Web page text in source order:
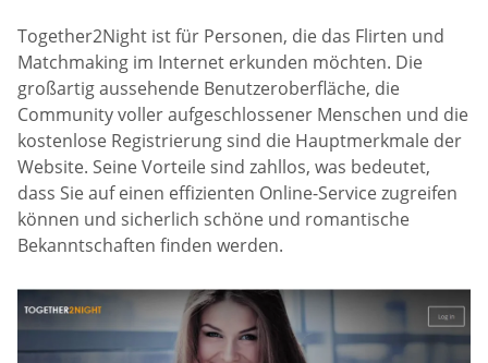
Together2Night ist für Personen, die das Flirten und
Matchmaking im Internet erkunden möchten. Die
großartig aussehende Benutzeroberfläche, die
Community voller aufgeschlossener Menschen und die
kostenlose Registrierung sind die Hauptmerkmale der
Website. Seine Vorteile sind zahllos, was bedeutet,
dass Sie auf einen effizienten Online-Service zugreifen
können und sicherlich schöne und romantische
Bekanntschaften finden werden.